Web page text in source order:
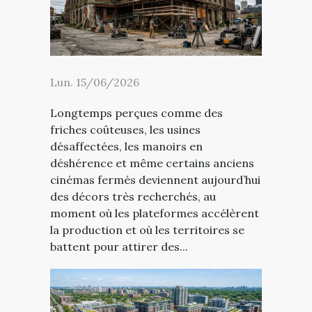
Lun. 15/06/2026
Longtemps perçues comme des
friches coûteuses, les usines
désaffectées, les manoirs en
déshérence et même certains anciens
cinémas fermés deviennent aujourd’hui
des décors très recherchés, au
moment où les plateformes accélèrent
la production et où les territoires se
battent pour attirer des...